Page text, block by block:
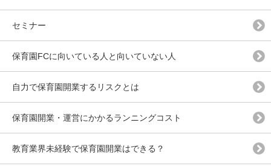
セミナー
保育園FCに向いている人と向いていない人
自力で保育園開業するリスクとは
保育園開業・運営にかかるランニングコスト
教育業界未経験で保育園開業はできる？